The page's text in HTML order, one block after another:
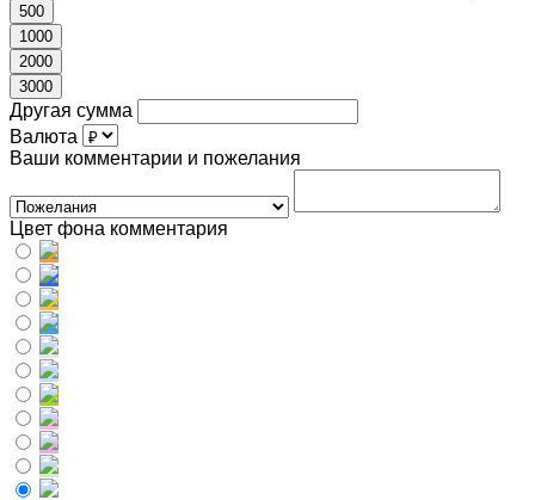
500
1000
2000
3000
Другая сумма
Валюта
Ваши комментарии и пожелания
Цвет фона комментария